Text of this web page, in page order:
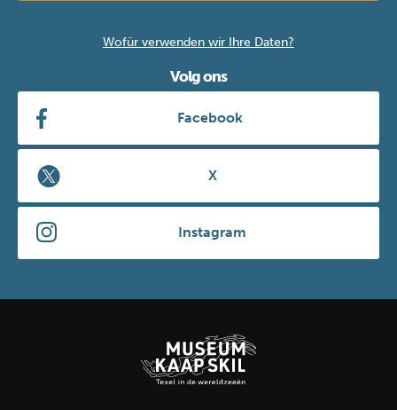
Wofür verwenden wir Ihre Daten?
Volg ons
Facebook
X
Instagram